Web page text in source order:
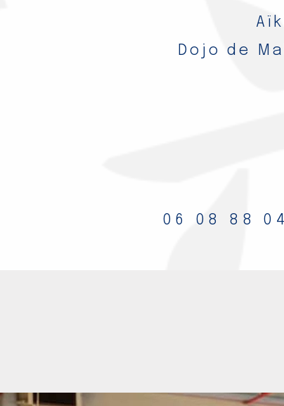
Dojo de
06 08 88